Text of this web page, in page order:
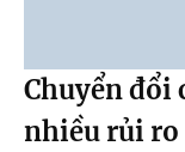
Chuyển đổi
nhiều rủi ro